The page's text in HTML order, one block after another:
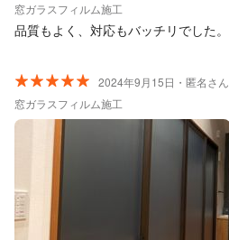
窓ガラスフィルム施工
品質もよく、対応もバッチリでした。
2024年9月15日・匿名さん
窓ガラスフィルム施工